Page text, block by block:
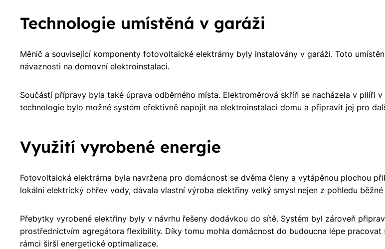
Technologie umístěná v garáži
Měnič a související komponenty fotovoltaické elektrárny byly instalovány v garáži. Toto
návaznosti na domovní elektroinstalaci.
Součástí přípravy byla také úprava odběrného místa. Elektroměrová skříň se nacházela v pilíři
technologie bylo možné systém efektivně napojit na elektroinstalaci domu a připravit jej pro
Využití vyrobené energie
Fotovoltaická elektrárna byla navržena pro domácnost se dvěma členy a vytápěnou plochou
lokální elektrický ohřev vody, dávala vlastní výroba elektřiny velký smysl nejen z pohledu
Přebytky vyrobené elektřiny byly v návrhu řešeny dodávkou do sítě. Systém byl zároveň
prostřednictvím agregátora flexibility. Díky tomu mohla domácnost do budoucna lépe
rámci širší energetické optimalizace.